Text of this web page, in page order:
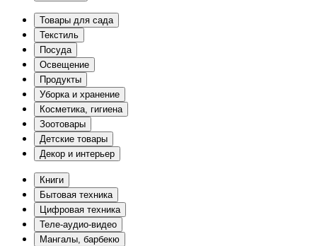
Товары для сада
Текстиль
Посуда
Освещение
Продукты
Уборка и хранение
Косметика, гигиена
Зоотовары
Детские товары
Декор и интерьер
Книги
Бытовая техника
Цифровая техника
Теле-аудио-видео
Мангалы, барбекю